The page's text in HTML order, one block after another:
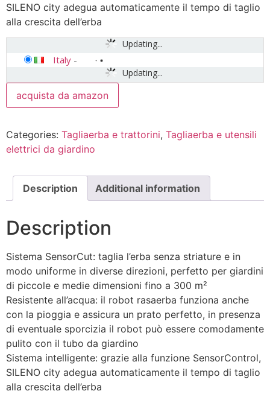
SILENO city adegua automaticamente il tempo di taglio
alla crescita dell’erba
Updating...
Updating...
Italy -
acquista da amazon
Categories: Tagliaerba e trattorini, Tagliaerba e utensili
elettrici da giardino
Description Additional information
Description
Sistema SensorCut: taglia l’erba senza striature e in
modo uniforme in diverse direzioni, perfetto per giardini
di piccole e medie dimensioni fino a 300 m²
Resistente all’acqua: il robot rasaerba funziona anche
con la pioggia e assicura un prato perfetto, in presenza
di eventuale sporcizia il robot può essere comodamente
pulito con il tubo da giardino
Sistema intelligente: grazie alla funzione SensorControl,
SILENO city adegua automaticamente il tempo di taglio
alla crescita dell’erba